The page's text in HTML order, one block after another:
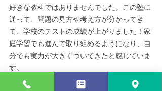
好きな教科ではありませんでした。この塾に
通って、問題の見方や考え方が分かってき
て、学校のテストの成績が上がりました！家
庭学習でも進んで取り組めるようになり、自
分でも実力が大きくついてきたと感じていま
す。